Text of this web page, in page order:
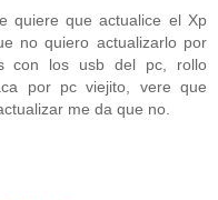
quiere que actualice el Xp
no quiero actualizarlo por
con los usb del pc, rollo
por pc viejito, vere que
me da que no.